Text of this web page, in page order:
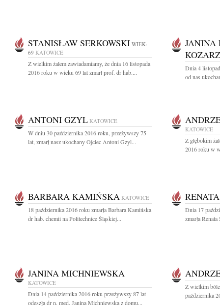
STANISŁAW SERKOWSKI WIEK:
69 KATOWICE
Z wielkim żalem zawiadamiamy, że dnia 16 listopada
2016 roku w wieku 69 lat zmarł prof. dr hab....
JANINA
Dnia 4
od nas
ANTONI GZYL KATOWICE
W dniu 30 października 2016 roku, przeżywszy 75
lat, zmarł nasz ukochany Ojciec Antoni Gzyl...
KATOWICE
Z głębokim
2016 roku w
BARBARA KAMIŃSKA KATOWICE
18 października 2016 roku zmarła Barbara Kamińska
dr hab. chemii na Politechnice Śląskiej...
Dnia 17
zmarła
JANINA MICHNIEWSKA
KATOWICE
Dnia 14 października 2016 roku przeżywszy 87 lat
odeszła dr n. med. Janina Michniewska z domu...
Z wielkim
października